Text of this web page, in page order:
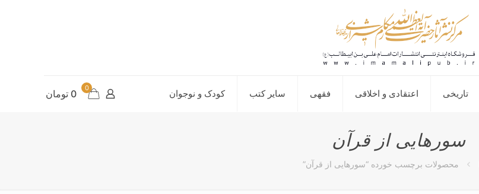
تاریخی اعتقادی و اخلاقی فقهی سایر کتب کودک و نوجوان 0 0 تومان
سورهایی از قرآن
محصولات برچسب خورده “سورهایی از قرآن”